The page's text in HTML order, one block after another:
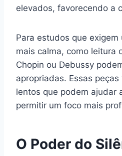
elevados, favorecendo a
Para estudos que
mais calma, como leitura
Chopin ou Debussy
apropriadas. Essas
lentos que podem ajudar
permitir um foco mais
O Poder do